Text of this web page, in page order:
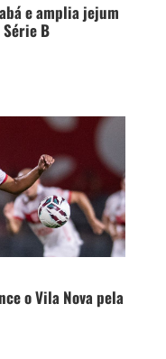
e amplia jejum
B
o Vila Nova pela